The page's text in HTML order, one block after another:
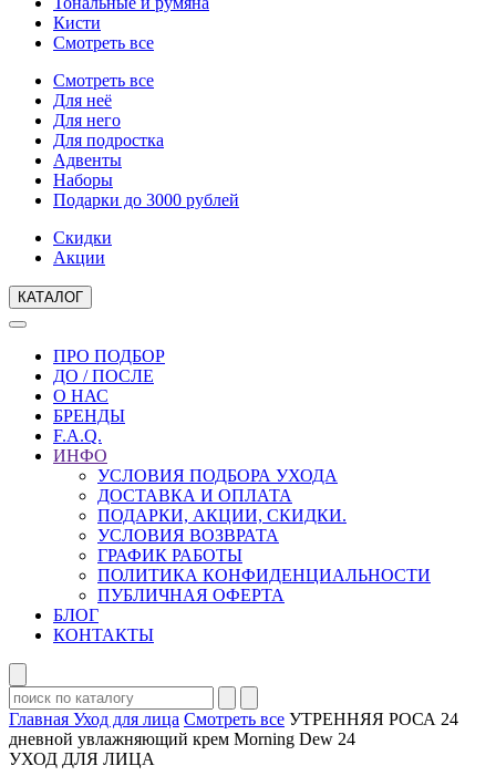
Кисти
Смотреть все
Смотреть все
Для неё
Для него
Для подростка
Адвенты
Наборы
Подарки до 3000 рублей
Скидки
Акции
КАТАЛОГ
ПРО ПОДБОР
ДО / ПОСЛЕ
О НАС
БРЕНДЫ
F.A.Q.
ИНФО
УСЛОВИЯ ПОДБОРА УХОДА
ДОСТАВКА И ОПЛАТА
ПОДАРКИ, АКЦИИ, СКИДКИ.
УСЛОВИЯ ВОЗВРАТА
ГРАФИК РАБОТЫ
ПОЛИТИКА КОНФИДЕНЦИАЛЬНОСТИ
ПУБЛИЧНАЯ ОФЕРТА
БЛОГ
КОНТАКТЫ
Главная Уход для лица Смотреть все УТРЕННЯЯ РОСА 24
дневной увлажняющий крем Morning Dew 24
УХОД ДЛЯ ЛИЦА